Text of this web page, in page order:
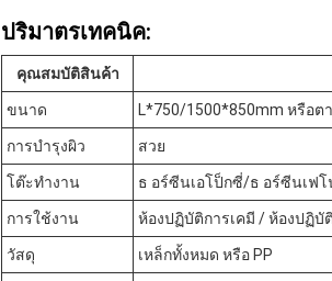
ปริมาตรเทคนิค:
คุณสมบัติสินค้า
ขนาด L*750/1500*850mm หรือต
การบํารุงผิว สวย
โต๊ะทํางาน ธ อร์ซีนเอโป็กซี่/ธ อร์ซีนเฟ
การใช้งาน ห้องปฏิบัติการเคมี / ห้องปฏิบั
วัสดุ เหล็กทั้งหมด หรือ PP